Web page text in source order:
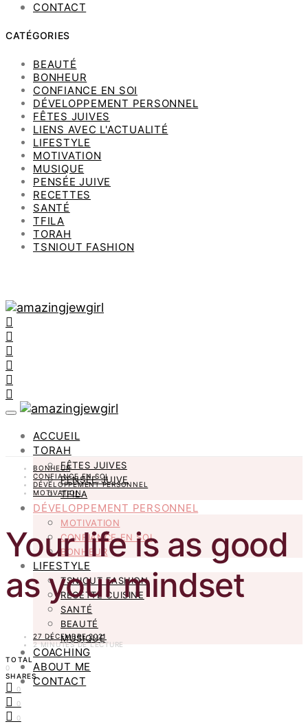
CONTACT
CATÉGORIES
BEAUTÉ
BONHEUR
CONFIANCE EN SOI
DÉVELOPPEMENT PERSONNEL
FÊTES JUIVES
LIENS AVEC L'ACTUALITÉ
LIFESTYLE
MOTIVATION
MUSIQUE
PENSÉE JUIVE
RECETTES
SANTÉ
TFILA
TORAH
TSNIOUT FASHION
ACCUEIL
TORAH
FÊTES JUIVES
PENSÉE JUIVE
TFILA
DÉVELOPPEMENT PERSONNEL
MOTIVATION
CONFIANCE EN SOI
BONHEUR
LIFESTYLE
TSNIOUT FASHION
RECETTE CUISINE
SANTÉ
BEAUTÉ
MUSIQUE
COACHING
ABOUT ME
CONTACT
BONHEUR
CONFIANCE EN SOI
DÉVELOPPEMENT PERSONNEL
MOTIVATION
Your life is as good
as your mindset
27 DÉCEMBRE 2021
2 MINUTES DE LECTURE
TOTAL
0
SHARES
0
0
0